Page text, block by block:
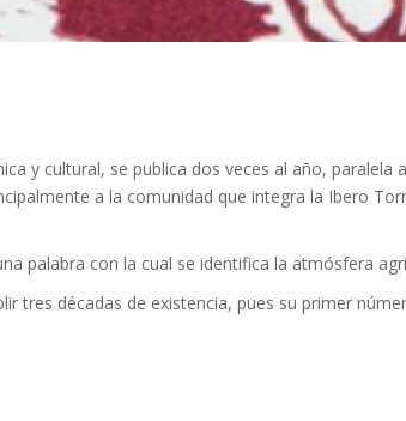
y cultural, se publica dos veces al año,
a la comunidad que integra la Ibero
palabra con la cual se identifica la atmósfera
tres décadas de existencia, pues su primer